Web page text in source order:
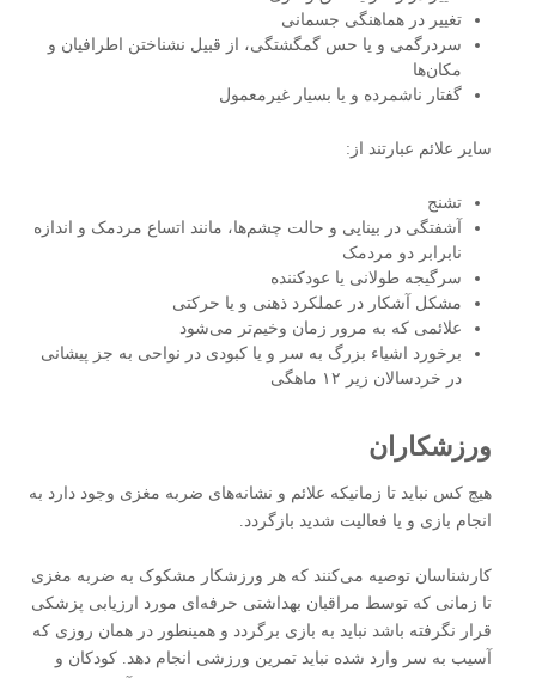
تغییر در هماهنگی جسمانی
سردرگمی و یا حس گمگشتگی، از قبیل نشناختن اطرافیان و
مکان‌ها
گفتار ناشمرده و یا بسیار غیرمعمول
سایر علائم عبارتند از:
تشنج
آشفتگی در بینایی و حالت چشم‌ها، مانند اتساع مردمک و اندازه
نابرابر دو مردمک
سرگیجه طولانی یا عودکننده
مشکل آشکار در عملکرد ذهنی و یا حرکتی
علائمی که به مرور زمان وخیم‌تر می‌شود
برخورد اشیاء بزرگ به سر و یا کبودی در نواحی به جز پیشانی
در خردسالان زیر ۱۲ ماهگی
ورزشکاران
هیچ کس نباید تا زمانیکه علائم و نشانه‌های ضربه مغزی وجود دارد به
انجام بازی و یا فعالیت شدید بازگردد.
کارشناسان توصیه می‌کنند که هر ورزشکار مشکوک به ضربه مغزی
تا زمانی که توسط مراقبان بهداشتی حرفه‌ای مورد ارزیابی پزشکی
قرار نگرفته‌ باشد نباید به بازی برگردد و همینطور در همان روزی که
آسیب به سر وارد شده نباید تمرین ورزشی انجام دهد. کودکان و